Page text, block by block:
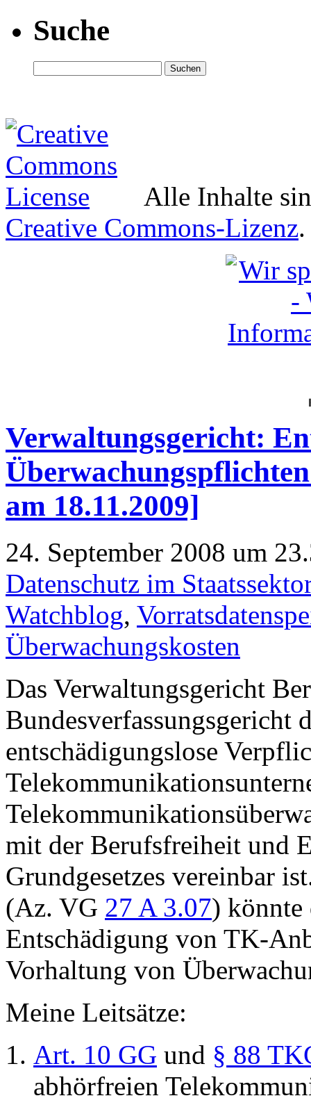
Suche
Alle Inhalte
Creative Commons-Lizenz.
Verwaltungsgericht:
am 18.11.2009]
24. September 2008 um
Datenschutz im Staatssektor
Watchblog,
Überwachungskosten
Das Verwaltungsgericht
Bundesverfassungsgericht
entschädigungslose
mit der Berufsfreiheit und
Grundgesetzes vereinbar
(Az. VG 27 A 3.07) könnte
Entschädigung von TK-
Vorhaltung von
Meine Leitsätze:
Art. 10 GG und § 88
abhörfreien